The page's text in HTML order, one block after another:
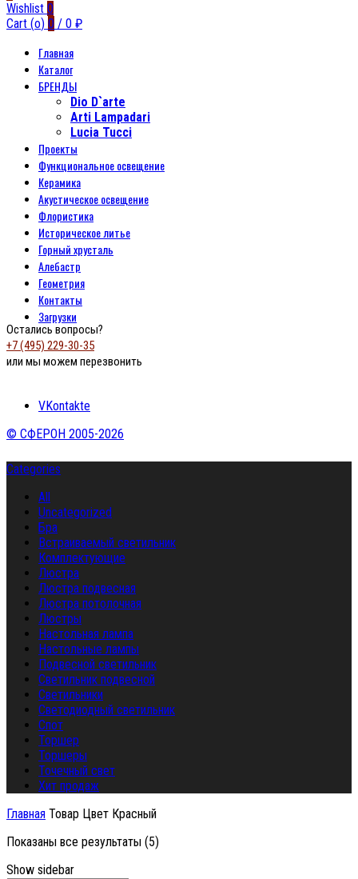
Wishlist 0
Cart (o) 0 / 0 ₽
Главная
Каталог
БРЕНДЫ
Dio D`arte
Arti Lampadari
Lucia Tucci
Проекты
Функциональное освещение
Керамика
Акустическое освещение
Флористика
Историческое литье
Горный хрусталь
Алебастр
Геометрия
Контакты
Загрузки
Остались вопросы?
+7 (495) 229-30-35
или мы можем перезвонить
VKontakte
© СФЕРОН 2005-2026
Categories
All
Uncategorized
Бра
Встраиваемый светильник
Комплектующие
Люстра
Люстра подвесная
Люстра потолочная
Люстры
Настольная лампа
Настольные лампы
Подвесной светильник
Светильник подвесной
Светильники
Светодиодный светильник
Спот
Торшер
Торшеры
Точечный свет
Хит продаж
Главная Товар Цвет Красный
Показаны все результаты (5)
Show sidebar